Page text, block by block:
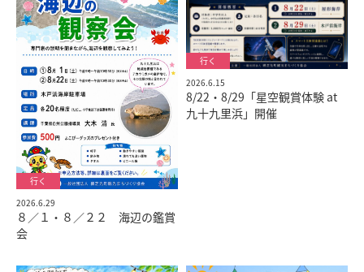
2026.6.29
８／１・８／２２ 海辺の鑑賞
会
2026.6.15
8/22・8/29「星空観賞体験 at
九十九里浜」開催